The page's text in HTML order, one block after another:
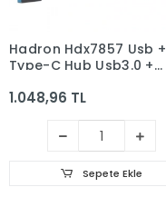
Hadron Hdx7857 Usb +
Type-C Hub Usb3.0 +
1.048,96 TL
Sepete Ekle